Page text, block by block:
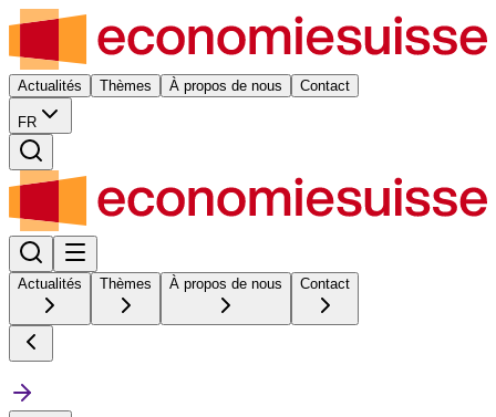
Actualités Thèmes À propos de nous Contact
FR
Actualités Thèmes À propos de nous Contact